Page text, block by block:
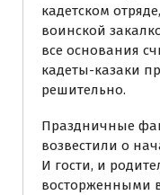
кадетском
воинской
все основания
кадеты-казаки
решительно.
Праздничные
возвестили о
И гости, и
восторженными